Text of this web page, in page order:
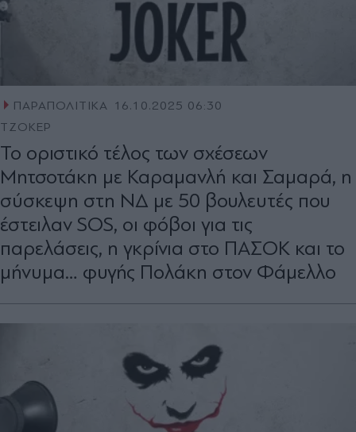
ΠΑΡΑΠΟΛΙΤΙΚΑ 16.10.2025 06:30
ΤΖΟΚΕΡ
Το οριστικό τέλος των σχέσεων
Μητσοτάκη με Καραμανλή και Σαμαρά, η
σύσκεψη στη ΝΔ με 50 βουλευτές που
έστειλαν SOS, οι φόβοι για τις
παρελάσεις, η γκρίνια στο ΠΑΣΟΚ και το
μήνυμα… φυγής Πολάκη στον Φάμελλο